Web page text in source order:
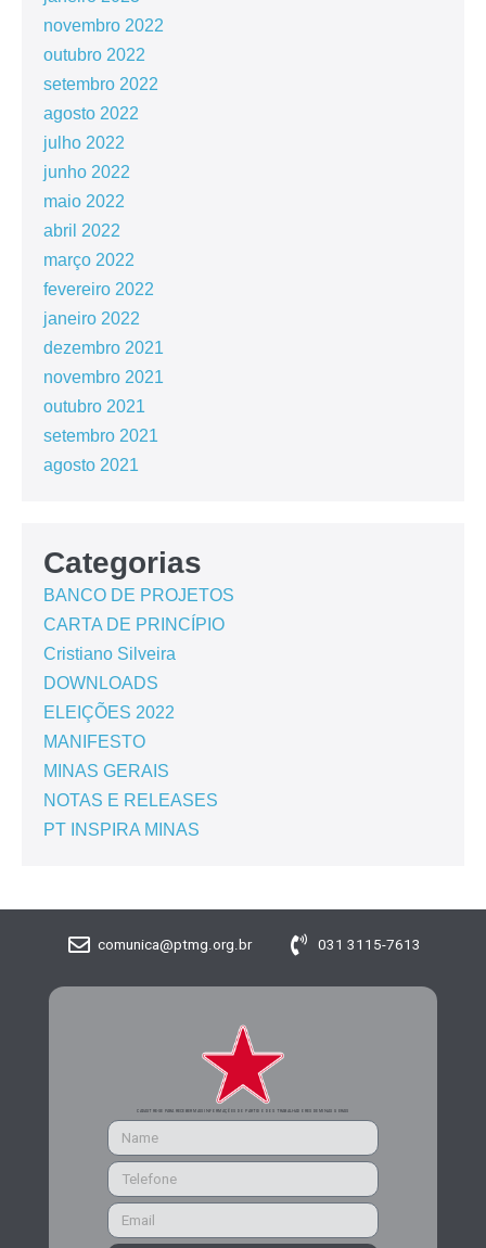
novembro 2022
outubro 2022
setembro 2022
agosto 2022
julho 2022
junho 2022
maio 2022
abril 2022
março 2022
fevereiro 2022
janeiro 2022
dezembro 2021
novembro 2021
outubro 2021
setembro 2021
agosto 2021
Categorias
BANCO DE PROJETOS
CARTA DE PRINCÍPIO
Cristiano Silveira
DOWNLOADS
ELEIÇÕES 2022
MANIFESTO
MINAS GERAIS
NOTAS E RELEASES
PT INSPIRA MINAS
comunica@ptmg.org.br 031 3115-7613
CADASTRE-SE PARA RECEBER MAIS INFORMAÇÕES DO PARTIDO DOS TRABALHADORES DE MINAS GERAIS